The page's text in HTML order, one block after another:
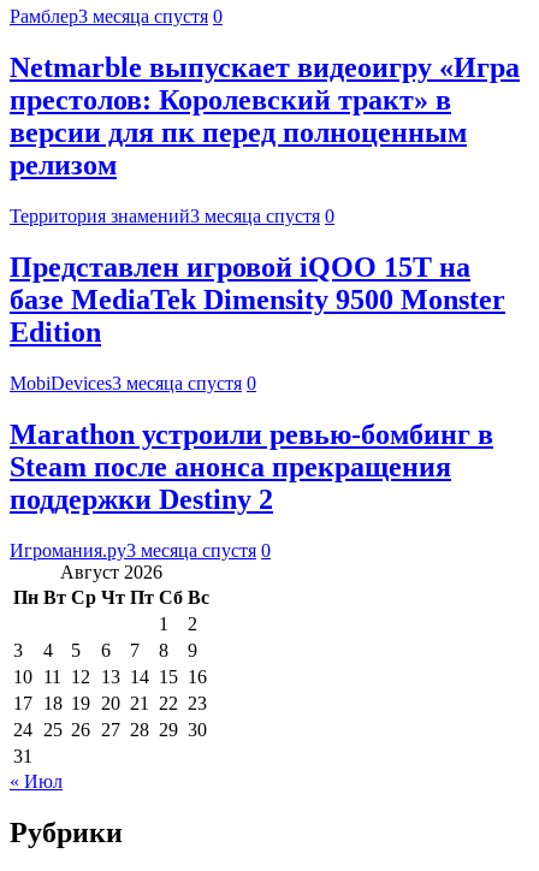
Рамблер3 месяца спустя 0
Netmarble выпускает видеоигру «Игра
престолов: Королевский тракт» в
версии для пк перед полноценным
релизом
Территория знамений3 месяца спустя 0
Представлен игровой iQOO 15T на
базе MediaTek Dimensity 9500 Monster
Edition
MobiDevices3 месяца спустя 0
Marathon устроили ревью-бомбинг в
Steam после анонса прекращения
поддержки Destiny 2
Игромания.ру3 месяца спустя 0
Август 2026
Пн Вт Ср Чт Пт Сб Вс
1
2
3
4 5 6 7 8
9
10 11 12 13 14 15 16
17 18 19 20 21 22 23
24 25 26 27 28 29 30
31
« Июл
Рубрики